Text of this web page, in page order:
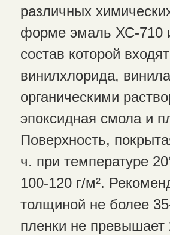
различных
форме эмаль ХС-710
состав которой
винилхлорида,
органическими
эпоксидная смола и
Поверхность,
ч. при температуре
100-120 г/м².
толщиной не более
пленки не превышает